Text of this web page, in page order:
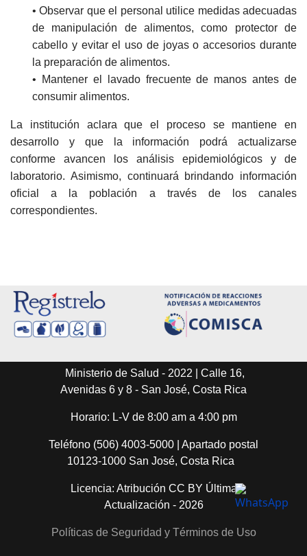
• Observar que el personal utilice medidas adecuadas
de manipulación de alimentos, como protector de
cabello y evitar el uso de joyas o accesorios durante
la preparación de alimentos.
• Mantener el lavado frecuente de manos antes de
consumir alimentos.
La institución aclara que el proceso se mantiene en
desarrollo y que la información podrá actualizarse
conforme avancen los análisis epidemiológicos y de
laboratorio. Asimismo, continuará brindando información
oficial a la población a través de los canales
correspondientes.
Ministerio de Salud - 2022 | Calle 16,
Avenidas 6 y 8 - San José, Costa Rica
Horario: L-V de 8:00 am a 4:00 pm
Teléfono (506) 4003-5000 | Apartado postal
10123-1000 San José, Costa Rica
Licencia: Atribución CC BY Última
Actualización - 2026
Políticas de Seguridad y Términos de Uso